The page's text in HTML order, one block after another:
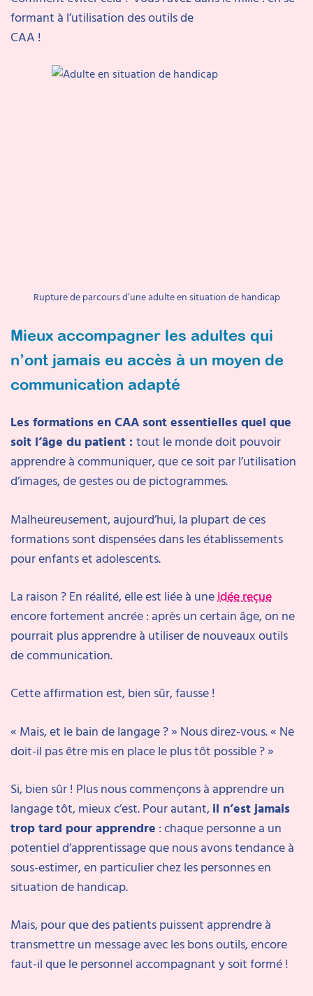
formant à l’utilisation des outils de
CAA !
Rupture de parcours d’une adulte en situation de handicap
Mieux accompagner les adultes qui
n’ont jamais eu accès à un moyen de
communication adapté
Les formations en CAA sont essentielles quel que
soit l’âge du patient : tout le monde doit pouvoir
apprendre à communiquer, que ce soit par l’utilisation
d’images, de gestes ou de pictogrammes.
Malheureusement, aujourd’hui, la plupart de ces
formations sont dispensées dans les établissements
pour enfants et adolescents.
La raison ? En réalité, elle est liée à uneidée reçue
encore fortement ancrée : après un certain âge, on ne
pourrait plus apprendre à utiliser de nouveaux outils
de communication.
Cette affirmation est, bien sûr, fausse !
« Mais, et le bain de langage ? » Nous direz-vous. « Ne
doit-il pas être mis en place le plus tôt possible ? »
Si, bien sûr ! Plus nous commençons à apprendre un
langage tôt, mieux c’est. Pour autant,il n’est jamais
trop tard pour apprendre : chaque personne a un
potentiel d’apprentissage que nous avons tendance à
sous-estimer, en particulier chez les personnes en
situation de handicap.
Mais, pour que des patients puissent apprendre à
transmettre un message avec les bons outils, encore
faut-il que le personnel accompagnant y soit formé !